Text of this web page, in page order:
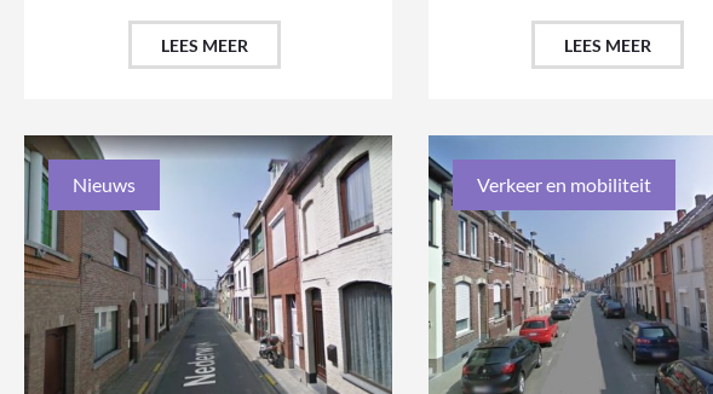
LEES MEER LEES MEER
Nieuws Verkeer en mobiliteit